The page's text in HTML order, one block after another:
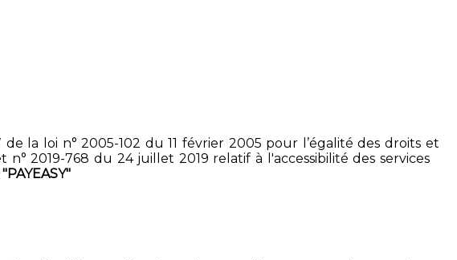
la loi n° 2005-102 du 11 février 2005 pour l’égalité des droits et
2019-768 du 24 juillet 2019 relatif à l'accessibilité des services
"PAYEASY"